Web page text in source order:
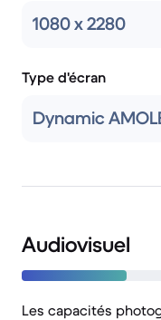
1080 x 2280
Type d'écran
Dynamic
Audiovisuel
Les capacités